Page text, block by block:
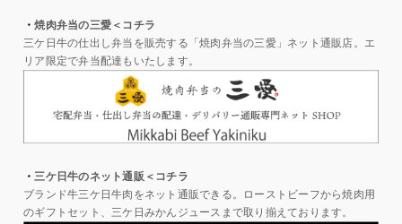
・焼肉弁当の三愛＜コチラ
三ケ日牛の仕出し弁当を販売する「焼肉弁当の三愛」ネット通販店。エ
リア限定で弁当配達もいたします。
・三ケ日牛のネット通販＜コチラ
ブランド牛三ケ日牛肉をネット通販できる。ローストビーフから焼肉用
のギフトセット、三ケ日みかんジュースまで取り揃えております。